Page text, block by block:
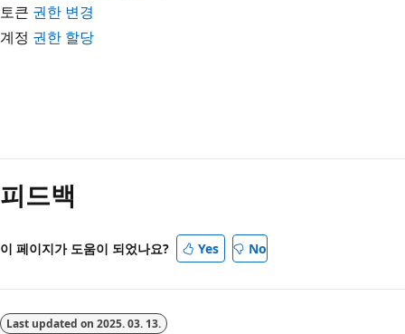
토큰 권한 변경
계정 권한 할당
기
모
사
안
함
피드백
이 페이지가 도움이 되었나요? Yes No
Last updated on 2025. 03. 13.